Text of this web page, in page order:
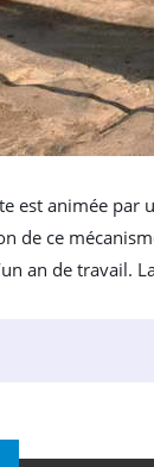
est animée par
de ce
an de travail.